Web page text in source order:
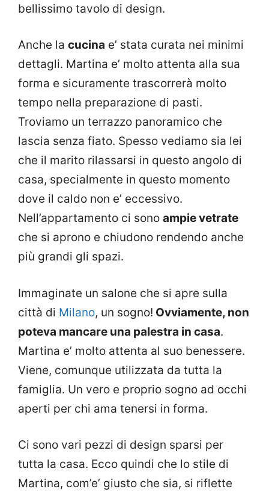
bellissimo tavolo di design.
Anche la cucina e’ stata curata nei minimi
dettagli. Martina e’ molto attenta alla sua
forma e sicuramente trascorrerà molto
tempo nella preparazione di pasti.
Troviamo un terrazzo panoramico che
lascia senza fiato. Spesso vediamo sia lei
che il marito rilassarsi in questo angolo di
casa, specialmente in questo momento
dove il caldo non e’ eccessivo.
Nell’appartamento ci sono ampie vetrate
che si aprono e chiudono rendendo anche
più grandi gli spazi.
Immaginate un salone che si apre sulla
città di Milano, un sogno! Ovviamente, non
poteva mancare una palestra in casa.
Martina e’ molto attenta al suo benessere.
Viene, comunque utilizzata da tutta la
famiglia. Un vero e proprio sogno ad occhi
aperti per chi ama tenersi in forma.
Ci sono vari pezzi di design sparsi per
tutta la casa. Ecco quindi che lo stile di
Martina, com’e’ giusto che sia, si riflette